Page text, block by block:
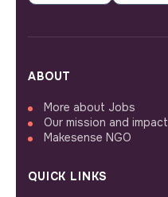
ABOUT
More about Jobs
Our mission and impact
Makesense NGO
QUICK LINKS